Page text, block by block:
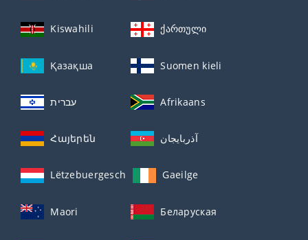
Kiswahili ქართული
Қазақша Suomen kieli
עברית Afrikaans
Հայերեն آذربايجان
Lëtzebuergesch Gaeilge
Maori Беларуская